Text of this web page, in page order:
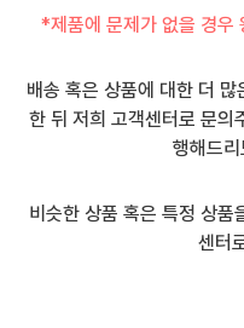
*제품에 문제가 없을 경우
배송 혹은 상품에 대한 더
한 뒤 저희 고객센터로 문의
행해드
비슷한 상품 혹은 특정 상품
센터